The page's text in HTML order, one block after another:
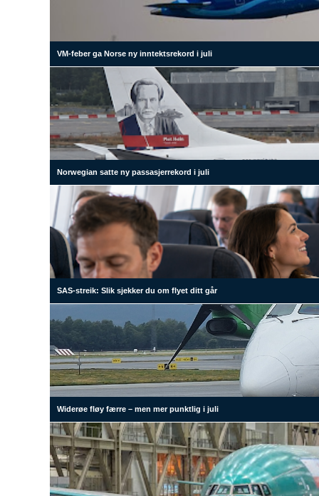
VM-feber ga Norse ny inntektsrekord i juli
Norwegian satte ny passasjerrekord i juli
SAS-streik: Slik sjekker du om flyet ditt går
Widerøe fløy færre – men mer punktlig i juli